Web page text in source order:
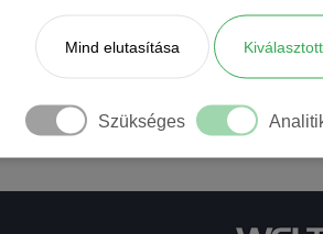
Mind elutasítása
Szükséges